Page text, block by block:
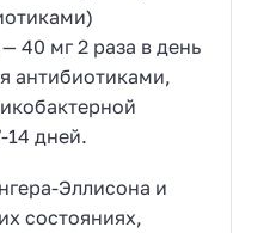
40 мг 2 раза в день
антибиотиками,
14 дней.
Эллисона и
состояниях,